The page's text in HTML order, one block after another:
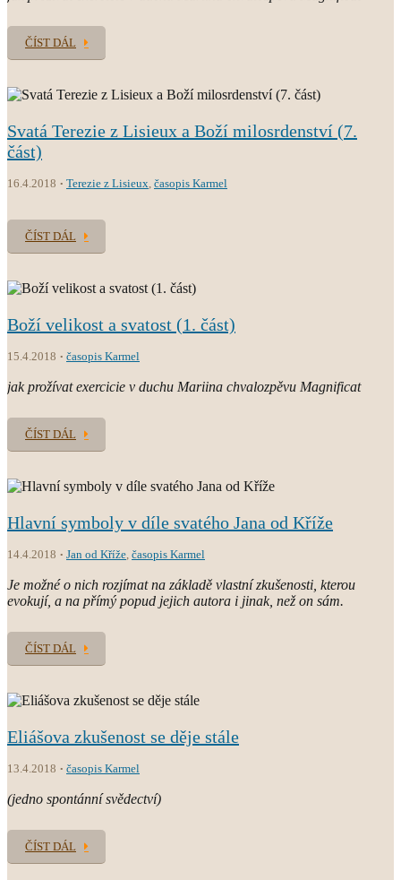
ČÍST DÁL
Svatá Terezie z Lisieux a Boží milosrdenství (7.
část)
16.4.2018 Terezie z Lisieux časopis Karmel
ČÍST DÁL
Boží velikost a svatost (1. část)
15.4.2018 časopis Karmel
jak prožívat exercicie v duchu Mariina chvalozpěvu Magnificat
ČÍST DÁL
Hlavní symboly v díle svatého Jana od Kříže
14.4.2018 Jan od Kříže časopis Karmel
Je možné o nich rozjímat na základě vlastní zkušenosti, kterou
evokují, a na přímý popud jejich autora i jinak, než on sám.
ČÍST DÁL
Eliášova zkušenost se děje stále
13.4.2018 časopis Karmel
(jedno spontánní svědectví)
ČÍST DÁL